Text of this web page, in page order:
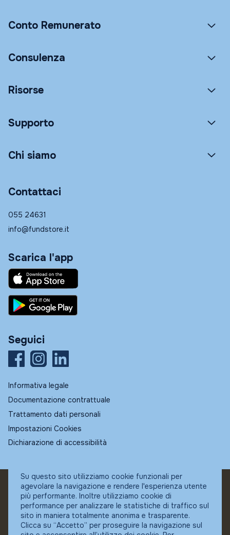
Conto Remunerato
Consulenza
Risorse
Supporto
Chi siamo
Contattaci
055 24631
info@fundstore.it
Scarica l'app
Seguici
Informativa legale
Documentazione contrattuale
Trattamento dati personali
Impostazioni Cookies
Dichiarazione di accessibilità
© Fundstore
Collocatore autorizzato:
Banca Ifigest SpA
P.Iva: 04337180485
Su questo sito utilizziamo cookie funzionali per
agevolare la navigazione e rendere l'esperienza utente
più performante. Inoltre utilizziamo cookie di
performance per analizzare le statistiche di traffico sul
sito in maniera totalmente anonima e trasparente.
Clicca su “Accetto” per proseguire la navigazione sul